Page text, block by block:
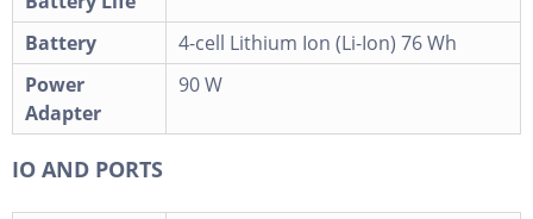
Battery
4-cell Lithium Ion (Li-Ion) 76 Wh
Power
Adapter
90 W
IO AND PORTS